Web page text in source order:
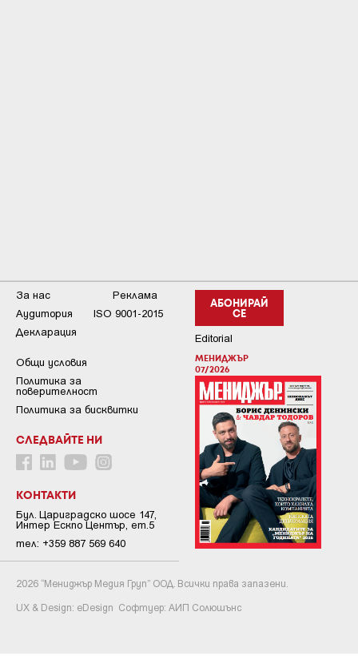
АБОНИРАЙ
СЕ
Editorial
МЕНИДЖЪР
07/2026
За нас
Реклама
Аудитория
ISO 9001-2015
Декларация
Общи условия
Пoлитикa зa
пoвepитeлнocт
Политика за бисквитки
СЛЕДВАЙТЕ НИ
КОНТАКТИ
Бул. Цариградско шосе 147,
Интер Ескпо Център, ет.5
тел: +359 887 569 640
2026 “Мениджър Медия Груп” ООД. Всички права запазени.
UX & Design: eDesign Софтуер: АИП Солюшънс